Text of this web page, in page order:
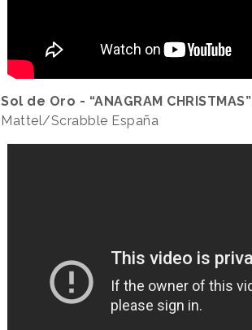
Sol de Oro - “ANAGRAM CHRISTMAS”
Mattel/Scrabble España